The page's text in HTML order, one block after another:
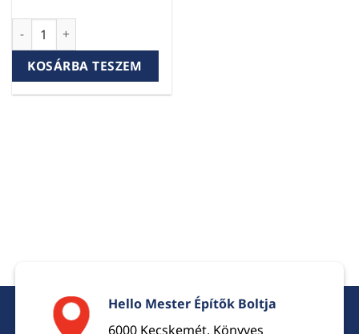
Sempre 6 cm - Antracit mennyiség
KOSÁRBA TESZEM
Hello Mester Építők Boltja
6000 Kecskemét, Könyves